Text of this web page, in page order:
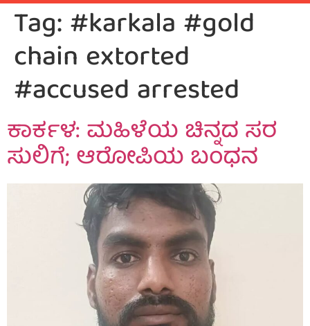
Tag:#karkala #gold
chain extorted
#accused arrested
ಕಾರ್ಕಳ: ಮಹಿಳೆಯ ಚಿನ್ನದ ಸರ
ಸುಲಿಗೆ; ಆರೋಪಿಯ ಬಂಧನ